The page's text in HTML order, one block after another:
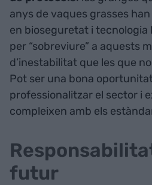
anys de vaques grasses
en bioseguretat i tecnologia
per “sobreviure” a aquests
d’inestabilitat que les que
Pot ser una bona
professionalitzar el sector i
compleixen amb els
futur